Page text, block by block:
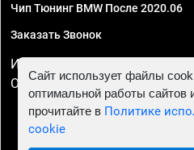
Чип Тюнинг BMW После 2020.06
Заказать Звонок
ИП Смирнов Георгий
ОГРНИП 324470400032610
Сайт использует файлы
оптимальной работы сайтов
прочитайте в Политике
cookie